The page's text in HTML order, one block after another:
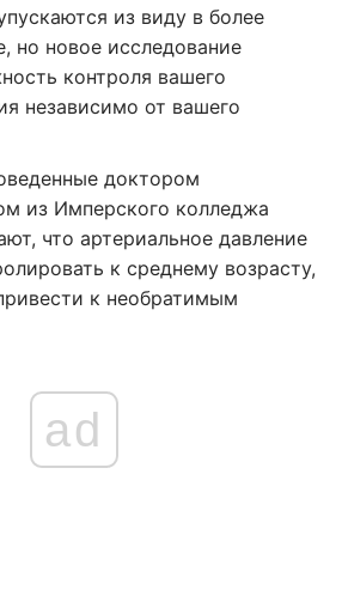
из виду в более
но новое исследование
контроля вашего
независимо от вашего
доктором
из Имперского колледжа
что артериальное давление
к среднему возрасту,
к необратимым
ad